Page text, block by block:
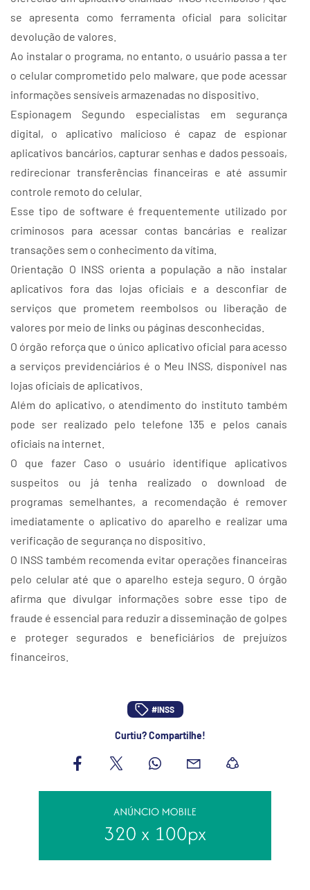
se apresenta como ferramenta oficial para solicitar
devolução de valores.
Ao instalar o programa, no entanto, o usuário passa a ter
o celular comprometido pelo malware, que pode acessar
informações sensíveis armazenadas no dispositivo.
Espionagem Segundo especialistas em segurança
digital, o aplicativo malicioso é capaz de espionar
aplicativos bancários, capturar senhas e dados pessoais,
redirecionar transferências financeiras e até assumir
controle remoto do celular.
Esse tipo de software é frequentemente utilizado por
criminosos para acessar contas bancárias e realizar
transações sem o conhecimento da vítima.
Orientação O INSS orienta a população a não instalar
aplicativos fora das lojas oficiais e a desconfiar de
serviços que prometem reembolsos ou liberação de
valores por meio de links ou páginas desconhecidas.
O órgão reforça que o único aplicativo oficial para acesso
a serviços previdenciários é o Meu INSS, disponível nas
lojas oficiais de aplicativos.
Além do aplicativo, o atendimento do instituto também
pode ser realizado pelo telefone 135 e pelos canais
oficiais na internet.
O que fazer Caso o usuário identifique aplicativos
suspeitos ou já tenha realizado o download de
programas semelhantes, a recomendação é remover
imediatamente o aplicativo do aparelho e realizar uma
verificação de segurança no dispositivo.
O INSS também recomenda evitar operações financeiras
pelo celular até que o aparelho esteja seguro. O órgão
afirma que divulgar informações sobre esse tipo de
fraude é essencial para reduzir a disseminação de golpes
e proteger segurados e beneficiários de prejuízos
financeiros.
#INSS
Curtiu? Compartilhe!